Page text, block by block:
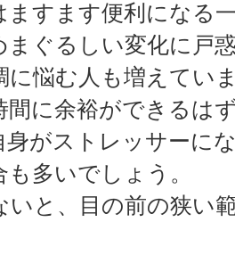
ますます便利になる
まぐるしい変化に戸
に悩む人も増えてい
間に余裕ができるは
身がストレッサーに
多いでしょう。
いと、目の前の狭い